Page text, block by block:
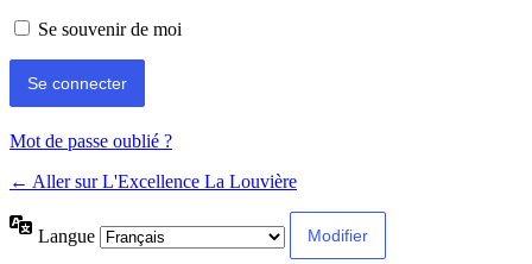
Se souvenir de moi
Mot de passe oublié ?
← Aller sur L'Excellence La Louvière
Langue